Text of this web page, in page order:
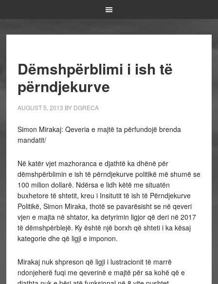
Dëmshpërblimi i ish të
përndjekurve
AUGUST 5, 2013 BY DGRECA
Simon Mirakaj: Qeveria e majtë ta përfundojë brenda
mandatit/
Në katër vjet mazhoranca e djathtë ka dhënë për
dëmshpërblimin e ish të përndjekurve politikë më shumë se
100 milion dollarë. Ndërsa e lidh këtë me situatën
buxhetore të shtetit, kreu i Insitutit të ish të Përndjekurve
Politikë, Simon Miraka, thotë se pavarësisht se në qeveri
vjen e majta në shtator, ka detyrimin ligjor që deri në 2017
të dëmshpërblejë. Ky është një borxh që shteti i ka kësaj
kategorie dhe që ligji e imponon.
Mirakaj nuk shpreson që ligji i lustracionit të marrë
ndonjeherë fuqi me qeverinë e majtë për sa kohë që e